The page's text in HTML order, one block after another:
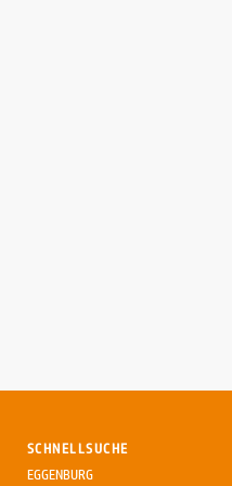
SCHNELLSUCHE
EGGENBURG